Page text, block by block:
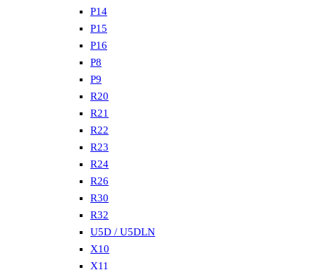
P14
P15
P16
P8
P9
R20
R21
R22
R23
R24
R26
R30
R32
U5D / U5DLN
X10
X11